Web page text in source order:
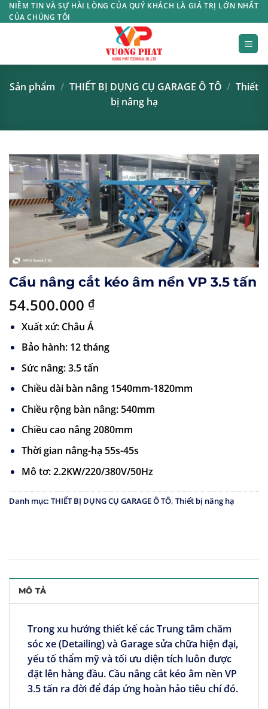
Bỏ
qua
NIỀM TIN VÀ SỰ HÀI LÒNG CỦA QUÝ KHÁCH LÀ GIÁ TRỊ LỚN NHẤT
CỦA CHÚNG TÔI
Sản phẩm / THIẾT BỊ DỤNG CỤ GARAGE Ô TÔ / Thiết
bị nâng hạ
Cầu nâng cắt kéo âm nền VP 3.5 tấn
54.500.000 ₫
Xuất xứ: Châu Á
Bảo hành: 12 tháng
Sức nâng: 3.5 tấn
Chiều dài bàn nâng 1540mm-1820mm
Chiều rộng bàn nâng: 540mm
Chiều cao nâng 2080mm
Thời gian nâng-hạ 55s-45s
Mô tơ: 2.2KW/220/380V/50Hz
Danh mục: THIẾT BỊ DỤNG CỤ GARAGE Ô TÔ, Thiết bị nâng hạ
MÔ TẢ
Trong xu hướng thiết kế các Trung tâm chăm
sóc xe (Detailing) và Garage sửa chữa hiện đại,
yếu tố thẩm mỹ và tối ưu diện tích luôn được
đặt lên hàng đầu. Cầu nâng cắt kéo âm nền VP
3.5 tấn ra đời để đáp ứng hoàn hảo tiêu chí đó.